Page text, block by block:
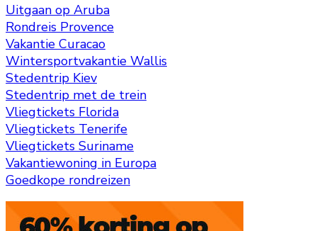
Uitgaan op Aruba
Rondreis Provence
Vakantie Curacao
Wintersportvakantie Wallis
Stedentrip Kiev
Stedentrip met de trein
Vliegtickets Florida
Vliegtickets Tenerife
Vliegtickets Suriname
Vakantiewoning in Europa
Goedkope rondreizen